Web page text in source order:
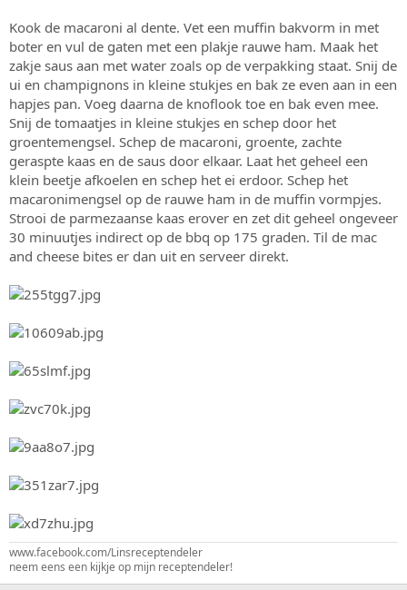
Kook de macaroni al dente. Vet een muffin bakvorm in met
boter en vul de gaten met een plakje rauwe ham. Maak het
zakje saus aan met water zoals op de verpakking staat. Snij de
ui en champignons in kleine stukjes en bak ze even aan in een
hapjes pan. Voeg daarna de knoflook toe en bak even mee.
Snij de tomaatjes in kleine stukjes en schep door het
groentemengsel. Schep de macaroni, groente, zachte
geraspte kaas en de saus door elkaar. Laat het geheel een
klein beetje afkoelen en schep het ei erdoor. Schep het
macaronimengsel op de rauwe ham in de muffin vormpjes.
Strooi de parmezaanse kaas erover en zet dit geheel ongeveer
30 minuutjes indirect op de bbq op 175 graden. Til de mac
and cheese bites er dan uit en serveer direkt.
www.facebook.com/Linsreceptendeler
neem eens een kijkje op mijn receptendeler!